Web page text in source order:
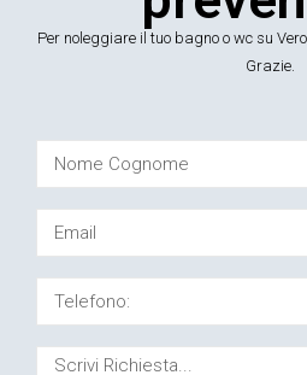
Per noleggiare il tuo bagno o wc su
Grazie.